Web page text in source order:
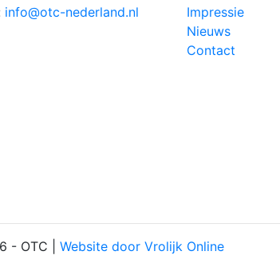
info@otc-nederland.nl
Impressie
Nieuws
Contact
- OTC | Website door Vrolijk Online